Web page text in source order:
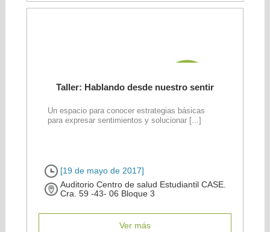
Taller: Hablando desde nuestro sentir
Un espacio para conocer estrategias básicas
para expresar sentimientos y solucionar [...]
[19 de mayo de 2017]
Auditorio Centro de salud Estudiantil CASE.
Cra. 59 -43- 06 Bloque 3
Ver más